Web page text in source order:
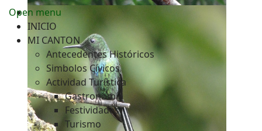
Open menu
INICIO
MI CANTON
Antecedentes Históricos
Simbolos Cívicos
Actividad Turística
Gastronomía
Festividades
Turismo